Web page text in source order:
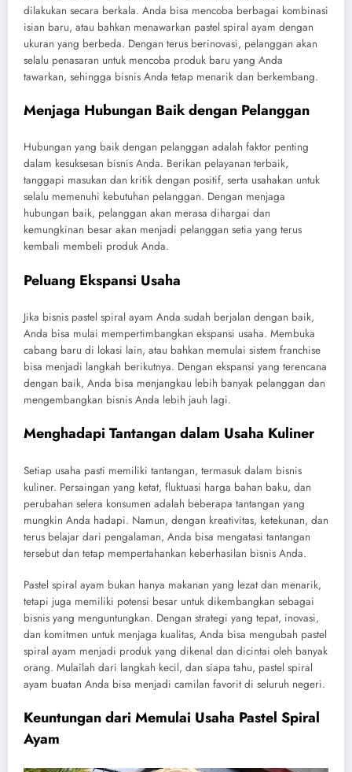
dilakukan secara berkala. Anda bisa mencoba berbagai kombinasi
isian baru, atau bahkan menawarkan pastel spiral ayam dengan
ukuran yang berbeda. Dengan terus berinovasi, pelanggan akan
selalu penasaran untuk mencoba produk baru yang Anda
tawarkan, sehingga bisnis Anda tetap menarik dan berkembang.
Menjaga Hubungan Baik dengan Pelanggan
Hubungan yang baik dengan pelanggan adalah faktor penting
dalam kesuksesan bisnis Anda. Berikan pelayanan terbaik,
tanggapi masukan dan kritik dengan positif, serta usahakan untuk
selalu memenuhi kebutuhan pelanggan. Dengan menjaga
hubungan baik, pelanggan akan merasa dihargai dan
kemungkinan besar akan menjadi pelanggan setia yang terus
kembali membeli produk Anda.
Peluang Ekspansi Usaha
Jika bisnis pastel spiral ayam Anda sudah berjalan dengan baik,
Anda bisa mulai mempertimbangkan ekspansi usaha. Membuka
cabang baru di lokasi lain, atau bahkan memulai sistem franchise
bisa menjadi langkah berikutnya. Dengan ekspansi yang terencana
dengan baik, Anda bisa menjangkau lebih banyak pelanggan dan
mengembangkan bisnis Anda lebih jauh lagi.
Menghadapi Tantangan dalam Usaha Kuliner
Setiap usaha pasti memiliki tantangan, termasuk dalam bisnis
kuliner. Persaingan yang ketat, fluktuasi harga bahan baku, dan
perubahan selera konsumen adalah beberapa tantangan yang
mungkin Anda hadapi. Namun, dengan kreativitas, ketekunan, dan
terus belajar dari pengalaman, Anda bisa mengatasi tantangan
tersebut dan tetap mempertahankan keberhasilan bisnis Anda.
Pastel spiral ayam bukan hanya makanan yang lezat dan menarik,
tetapi juga memiliki potensi besar untuk dikembangkan sebagai
bisnis yang menguntungkan. Dengan strategi yang tepat, inovasi,
dan komitmen untuk menjaga kualitas, Anda bisa mengubah pastel
spiral ayam menjadi produk yang dikenal dan dicintai oleh banyak
orang. Mulailah dari langkah kecil, dan siapa tahu, pastel spiral
ayam buatan Anda bisa menjadi camilan favorit di seluruh negeri.
Keuntungan dari Memulai Usaha Pastel Spiral
Ayam